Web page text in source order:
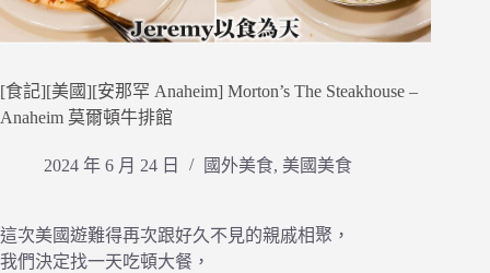
[食記][美國][安那罕 Anaheim] Morton’s The Steakhouse –
Anaheim 莫爾頓牛排館
2024 年 6 月 24 日 國外美食, 美國美食
這次美國遊難得再次跟好久不見的親戚相聚，
我們決定找一天吃頓大餐，